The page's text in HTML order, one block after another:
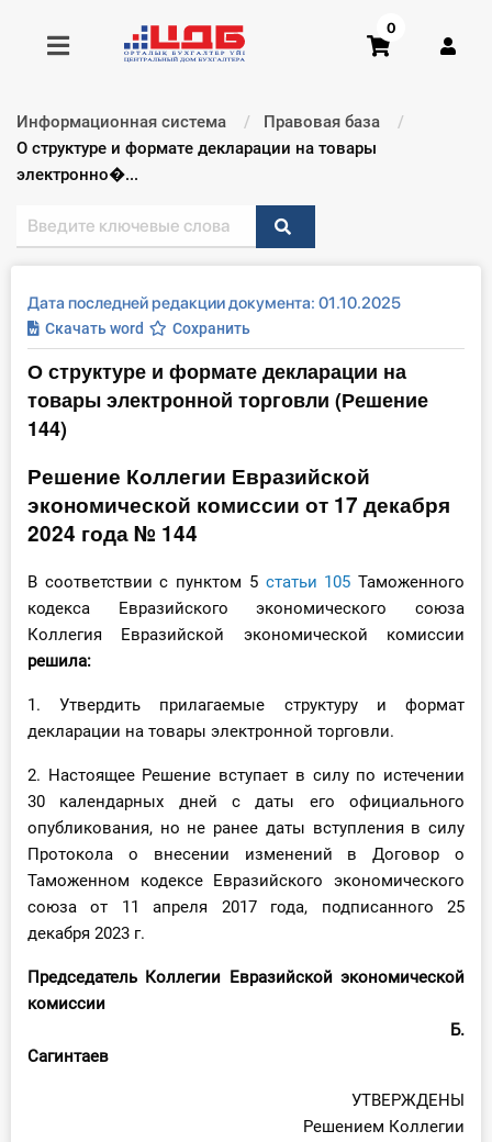
Получить консультацию
Главная ИС
Формы
Консультации
Правовая база
Библиотека бухгалтера
Инструменты
Вебинары
Справочник бухгалтера
Практика ИП
Кадры. Труд. Зарплата.
Учет по отраслям
Юридический помощник
О Системе
Обучение
0
Информационная система
Правовая база
Текущий:
О структуре и формате декларации на товары
электронно�...
Дата последней редакции документа: 01.10.2025
Скачать word Сохранить
О структуре и формате декларации на
товары электронной торговли (Решение
144)
Решение Коллегии Евразийской
экономической комиссии от 17 декабря
2024 года № 144
В соответствии с пунктом 5 статьи 105 Таможенного
кодекса Евразийского экономического союза
Коллегия Евразийской экономической комиссии
решила:
1. Утвердить прилагаемые структуру и формат
декларации на товары электронной торговли.
2. Настоящее Решение вступает в силу по истечении
30 календарных дней с даты его официального
опубликования, но не ранее даты вступления в силу
Протокола о внесении изменений в Договор о
Таможенном кодексе Евразийского экономического
союза от 11 апреля 2017 года, подписанного 25
декабря 2023 г.
Председатель Коллегии Евразийской экономической
комиссии
Б.
Сагинтаев
УТВЕРЖДЕНЫ
Решением Коллегии